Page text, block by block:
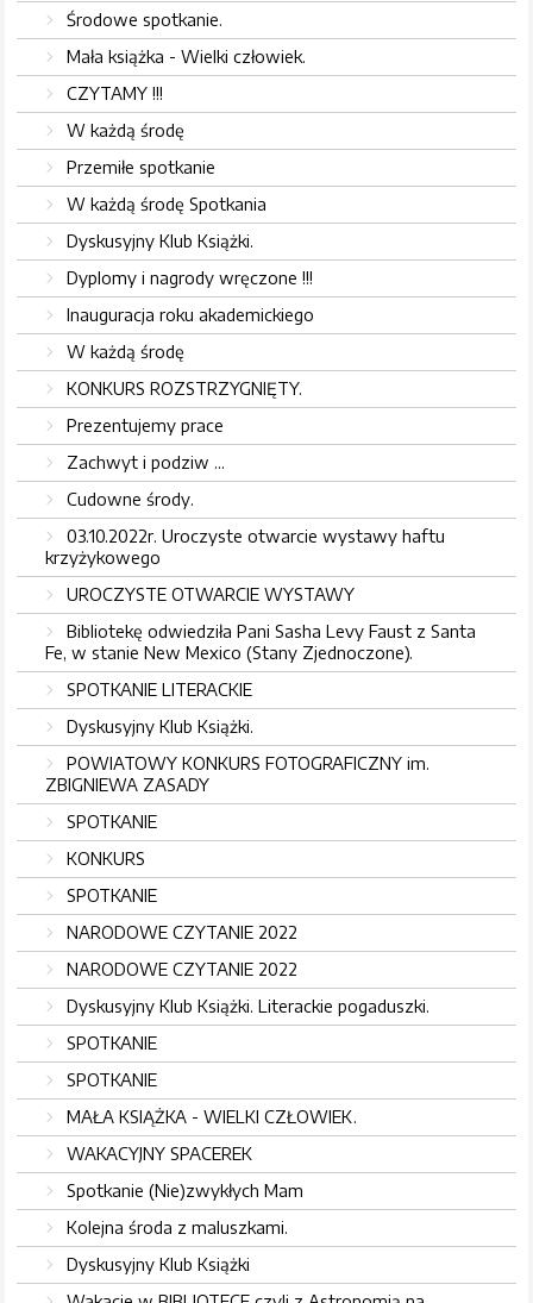
Środowe spotkanie.
Mała książka - Wielki człowiek.
CZYTAMY !!!
W każdą środę
Przemiłe spotkanie
W każdą środę Spotkania
Dyskusyjny Klub Książki.
Dyplomy i nagrody wręczone !!!
Inauguracja roku akademickiego
W każdą środę
KONKURS ROZSTRZYGNIĘTY.
Prezentujemy prace
Zachwyt i podziw ...
Cudowne środy.
03.10.2022r. Uroczyste otwarcie wystawy haftu
krzyżykowego
UROCZYSTE OTWARCIE WYSTAWY
Bibliotekę odwiedziła Pani Sasha Levy Faust z Santa
Fe, w stanie New Mexico (Stany Zjednoczone).
SPOTKANIE LITERACKIE
Dyskusyjny Klub Książki.
POWIATOWY KONKURS FOTOGRAFICZNY im.
ZBIGNIEWA ZASADY
SPOTKANIE
KONKURS
SPOTKANIE
NARODOWE CZYTANIE 2022
NARODOWE CZYTANIE 2022
Dyskusyjny Klub Książki. Literackie pogaduszki.
SPOTKANIE
SPOTKANIE
MAŁA KSIĄŻKA - WIELKI CZŁOWIEK.
WAKACYJNY SPACEREK
Spotkanie (Nie)zwykłych Mam
Kolejna środa z maluszkami.
Dyskusyjny Klub Książki